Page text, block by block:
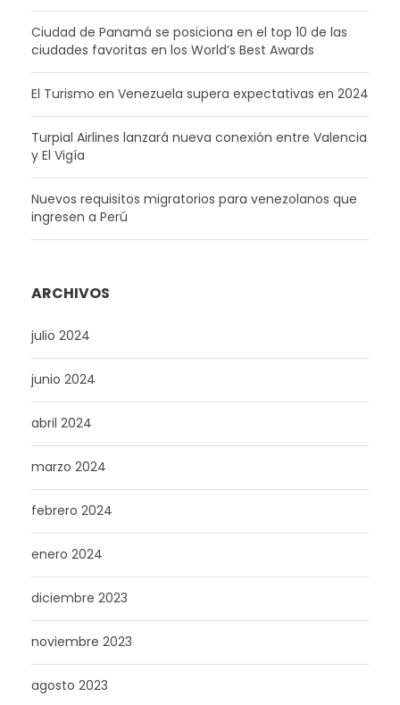
Ciudad de Panamá se posiciona en el top 10 de las
ciudades favoritas en los World’s Best Awards
El Turismo en Venezuela supera expectativas en 2024
Turpial Airlines lanzará nueva conexión entre Valencia
y El Vigía
Nuevos requisitos migratorios para venezolanos que
ingresen a Perú
ARCHIVOS
julio 2024
junio 2024
abril 2024
marzo 2024
febrero 2024
enero 2024
diciembre 2023
noviembre 2023
agosto 2023